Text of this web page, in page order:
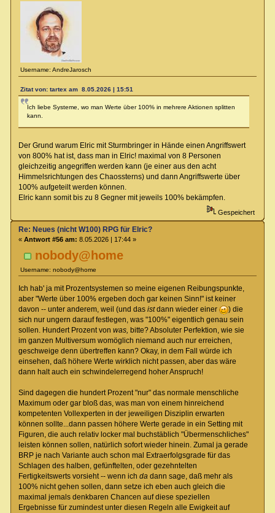
Username: AndreJarosch
Zitat von: tartex am 8.05.2026 | 15:51
Ich liebe Systeme, wo man Werte über 100% in mehrere Aktionen splitten
kann.
Der Grund warum Elric mit Sturmbringer in Hände einen Angriffswert
von 800% hat ist, dass man in Elric! maximal von 8 Personen
gleichzeitig angegriffen werden kann (je einer aus den acht
Himmelsrichtungen des Chaossterns) und dann Angriffswerte über
100% aufgeteilt werden können.
Elric kann somit bis zu 8 Gegner mit jeweils 100% bekämpfen.
Gespeichert
nobody@home
Username: nobody@home
Re: Neues (nicht W100) RPG für Elric?
« Antwort #56 am: 8.05.2026 | 17:44 »
Ich hab' ja mit Prozentsystemen so meine eigenen Reibungspunkte,
aber "Werte über 100% ergeben doch gar keinen Sinn!" ist keiner
davon -- unter anderem, weil (und das istdann wieder einer
) die
sich nur ungern darauf festlegen, was "100%" eigentlich genau sein
sollen. Hundert Prozent von was, bitte? Absoluter Perfektion, wie sie
im ganzen Multiversum womöglich niemand auch nur erreichen,
geschweige denn übertreffen kann? Okay, in dem Fall würde ich
einsehen, daß höhere Werte wirklich nicht passen, aber das wäre
dann halt auch ein schwindelerregend hoher Anspruch!
Sind dagegen die hundert Prozent "nur" das normale menschliche
Maximum oder gar bloß das, was man von einem hinreichend
kompetenten Vollexperten in der jeweiligen Disziplin erwarten
können sollte...dann passen höhere Werte gerade in ein Setting mit
Figuren, die auch relativ locker mal buchstäblich "Übermenschliches"
leisten können sollen, natürlich sofort wieder hinein. Zumal ja gerade
BRP je nach Variante auch schon mal Extraerfolgsgrade für das
Schlagen des halben, gefünftelten, oder gezehntelten
Fertigkeitswerts vorsieht -- wenn ich dadann sage, daß mehr als
100% nicht gehen sollen, dann setze ich eben auch gleich die
maximal jemals denkbaren Chancen auf diese speziellen
Ergebnisse für zumindest unter diesen Regeln alle Ewigkeit auf